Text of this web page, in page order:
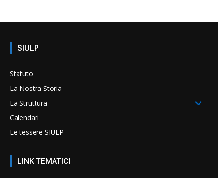
SIULP
Statuto
La Nostra Storia
La Struttura
Calendari
Le tessere SIULP
LINK TEMATICI